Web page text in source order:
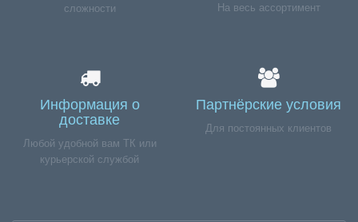
сложности
На весь ассортимент
Информация о
доставке
Любой удобной вам ТК или
курьерской службой
Партнёрские условия
Для постоянных клиентов